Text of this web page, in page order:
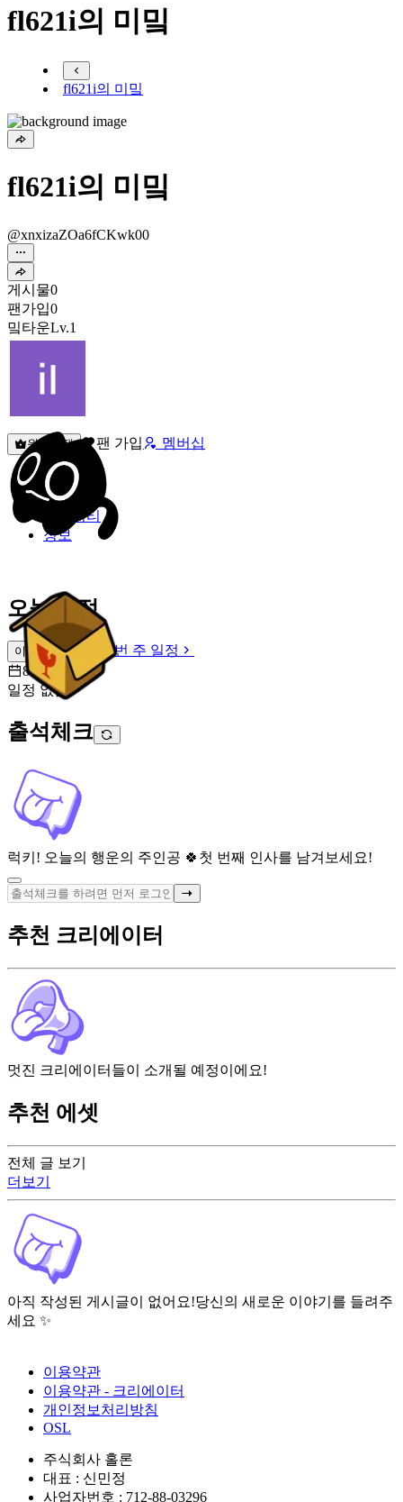
fl621i의 미밐
fl621i의 미밐
fl621i의 미밐
@xnxizaZOa6fCKwk00
게시물0
팬가입0
밐타운Lv.1
원픽선택 팬 가입 멤버십
밐타운
피드
커뮤니티
정보
오늘 일정
이번 주 일정
이번 주 일정
8월 9일 [일]
일정 없음
출석체크
럭키! 오늘의 행운의 주인공 🍀 첫 번째 인사를 남겨보세요!
전체 글 보기
더보기
아직 작성된 게시글이 없어요!당신의 새로운 이야기를 들려주
세요 ✨
추천 크리에이터
멋진 크리에이터들이 소개될 예정이에요!
추천 에셋
이용약관
이용약관 - 크리에이터
개인정보처리방침
OSL
주식회사 홀론
대표 : 신민정
사업자번호 : 712-88-03296